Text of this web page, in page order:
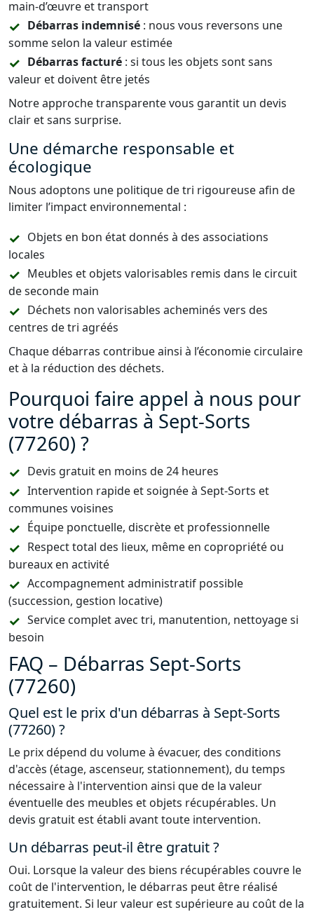
main-d’œuvre et transport
Débarras indemnisé : nous vous reversons une
somme selon la valeur estimée
Débarras facturé : si tous les objets sont sans
valeur et doivent être jetés
Notre approche transparente vous garantit un devis
clair et sans surprise.
Une démarche responsable et
écologique
Nous adoptons une politique de tri rigoureuse afin de
limiter l’impact environnemental :
Objets en bon état donnés à des associations
locales
Meubles et objets valorisables remis dans le circuit
de seconde main
Déchets non valorisables acheminés vers des
centres de tri agréés
Chaque débarras contribue ainsi à l’économie circulaire
et à la réduction des déchets.
Pourquoi faire appel à nous pour
votre débarras à Sept-Sorts
(77260) ?
Devis gratuit en moins de 24 heures
Intervention rapide et soignée à Sept-Sorts et
communes voisines
Équipe ponctuelle, discrète et professionnelle
Respect total des lieux, même en copropriété ou
bureaux en activité
Accompagnement administratif possible
(succession, gestion locative)
Service complet avec tri, manutention, nettoyage si
besoin
FAQ – Débarras Sept-Sorts
(77260)
Quel est le prix d'un débarras à Sept-Sorts
(77260) ?
Le prix dépend du volume à évacuer, des conditions
d'accès (étage, ascenseur, stationnement), du temps
nécessaire à l'intervention ainsi que de la valeur
éventuelle des meubles et objets récupérables. Un
devis gratuit est établi avant toute intervention.
Un débarras peut-il être gratuit ?
Oui. Lorsque la valeur des biens récupérables couvre le
coût de l'intervention, le débarras peut être réalisé
gratuitement. Si leur valeur est supérieure au coût de la